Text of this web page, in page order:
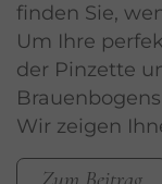
finden Sie,
Um Ihre
der Pinzette
Wir zeigen